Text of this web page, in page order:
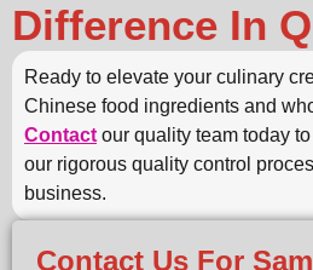
Difference In
Ready to elevate your culinary
Chinese food ingredients and
Contact our quality team today
our rigorous quality control
business.
Contact Us For